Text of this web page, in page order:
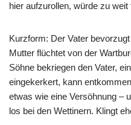
hier aufzurollen, würde zu weit
Kurzform: Der Vater
Mutter flüchtet von der
Söhne bekriegen den Vater,
eingekerkert, kann
etwas wie eine Versöhnung –
los bei den Wettinern. Klingt